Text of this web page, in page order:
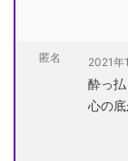
匿名 2021年
酔っ
心の